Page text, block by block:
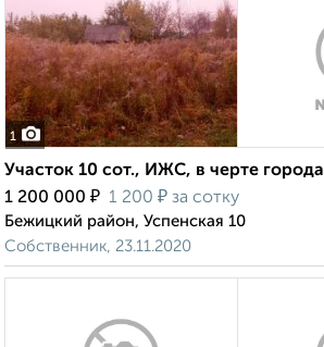
1
Участок 10 сот., ИЖС, в черте города
1 200 000 ₽ 1 200 ₽ за сотку
Бежицкий район, Успенская 10
Собственник, 23.11.2020